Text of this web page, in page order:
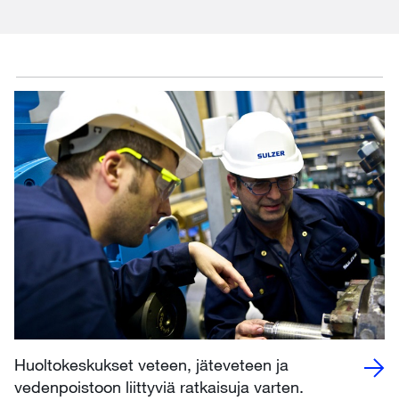
Huoltokeskukset veteen, jäteveteen ja
vedenpoistoon liittyviä ratkaisuja varten.